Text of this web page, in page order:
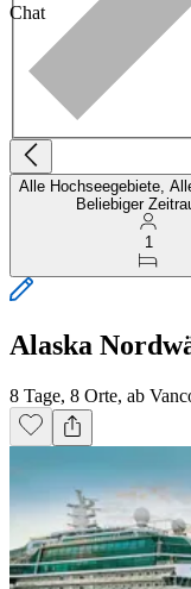
Chat
Alle Hochseegebiete,
Beliebiger
1
Alaska
8 Tage, 8 Orte, ab